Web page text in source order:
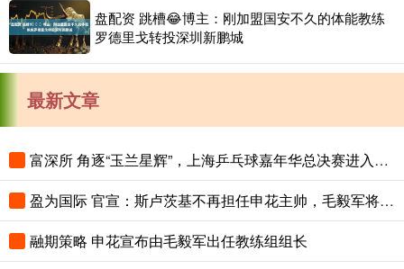
盘配资 跳槽😂博主：刚加盟国安不久的体能教练
罗德里戈转投深圳新鹏城
最新文章
富深所 角逐“玉兰星辉”，上海乒乓球嘉年华总决赛进入倒计时
盈为国际 官宣：斯卢茨基不再担任申花主帅，毛毅军将出任一线队教练组组长
融期策略 申花宣布由毛毅军出任教练组组长